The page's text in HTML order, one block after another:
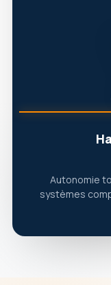
Autonomie
systèmes